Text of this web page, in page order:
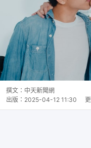
撰文： 中天新聞網
出版： 2025-04-12 11:30